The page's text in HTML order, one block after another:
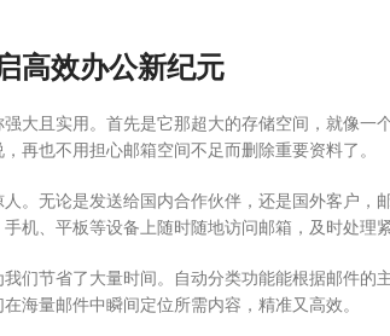
高效办公新纪元
强大且实用。首先是它那超大的存储空间，就像一
再也不用担心邮箱空间不足而删除重要资料了。
。无论是发送给国内合作伙伴，还是国外客户
机、平板等设备上随时随地访问邮箱，及时处理
们节省了大量时间。自动分类功能能根据邮件
海量邮件中瞬间定位所需内容，精准又高效。